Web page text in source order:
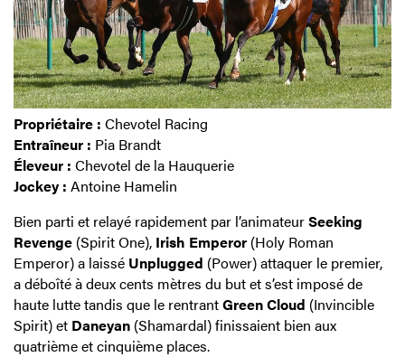
Propriétaire : Chevotel Racing
Entraîneur : Pia Brandt
Éleveur : Chevotel de la Hauquerie
Jockey : Antoine Hamelin
Bien parti et relayé rapidement par l’animateurSeeking
Revenge (Spirit One), Irish Emperor (Holy Roman
Emperor) a laissé Unplugged (Power) attaquer le premier,
a déboîté à deux cents mètres du but et s’est imposé de
haute lutte tandis que le rentrantGreen Cloud (Invincible
Spirit) et Daneyan (Shamardal) finissaient bien aux
quatrième et cinquième places.